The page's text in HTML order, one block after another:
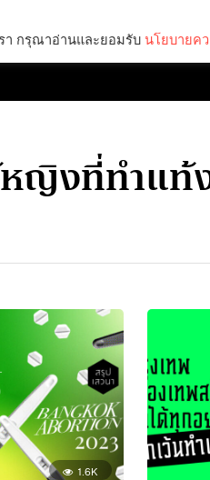
ญิงที่ทำแท้
1.6K
า กรุณาอ่านและยอมรับ นโยบายค